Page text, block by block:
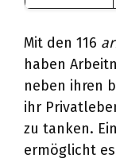
Mit den 116
haben
neben ihren
ihr
zu tanken.
ermöglicht